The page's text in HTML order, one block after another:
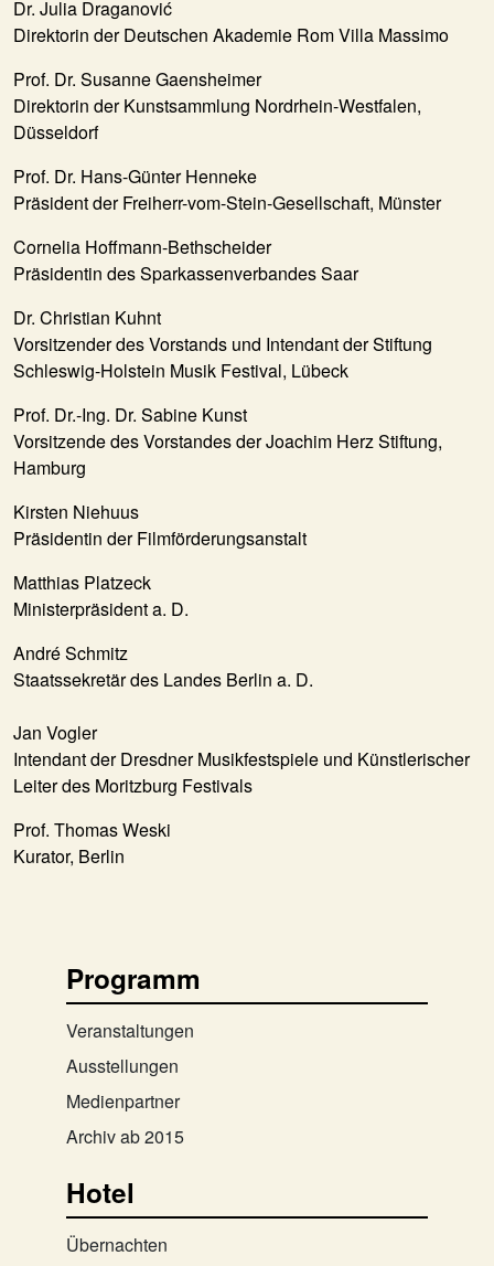
Dr. Julia Draganović
Direktorin der Deutschen Akademie Rom Villa Massimo
Prof. Dr. Susanne Gaensheimer
Direktorin der Kunstsammlung Nordrhein-Westfalen,
Düsseldorf
Prof. Dr. Hans-Günter Henneke
Präsident der Freiherr-vom-Stein-Gesellschaft, Münster
Cornelia Hoffmann-Bethscheider
Präsidentin des Sparkassenverbandes Saar
Dr. Christian Kuhnt
Vorsitzender des Vorstands und Intendant der Stiftung
Schleswig-Holstein Musik Festival, Lübeck
Prof. Dr.-Ing. Dr. Sabine Kunst
Vorsitzende des Vorstandes der Joachim Herz Stiftung,
Hamburg
Kirsten Niehuus
Präsidentin der Filmförderungsanstalt
Matthias Platzeck
Ministerpräsident a. D.
André Schmitz
Staatssekretär des Landes Berlin a. D.
Jan Vogler
Intendant der Dresdner Musikfestspiele und Künstlerischer
Leiter des Moritzburg Festivals
Prof. Thomas Weski
Kurator, Berlin
Programm
Veranstaltungen
Ausstellungen
Medienpartner
Archiv ab 2015
Hotel
Übernachten